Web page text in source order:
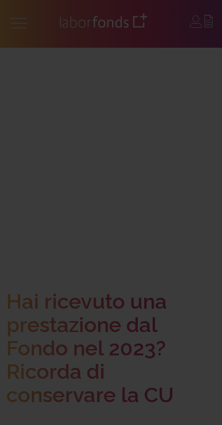
Hai ricevuto una
prestazione dal
Fondo nel 2023?
Ricorda di
conservare la CU